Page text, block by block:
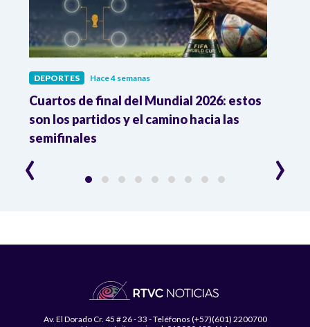
DEPORTES Hace 4 semanas
Cuartos de final del Mundial 2026: estos
son los partidos y el camino hacia las
semifinales
‹ ›
Av. El Dorado Cr. 45 # 26 - 33 - Teléfonos (+57)(601) 2200700